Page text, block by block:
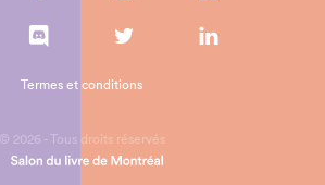
© 2026 - Tous droits réservés
Termes et conditions